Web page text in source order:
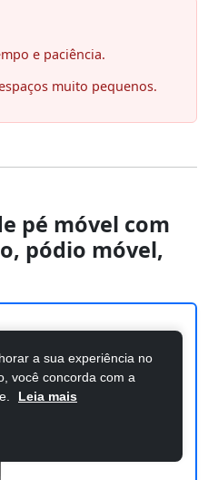
e paciência.
muito pequenos.
pé móvel com
pódio móvel,
a sua experiência no
você concorda com a
Leia mais